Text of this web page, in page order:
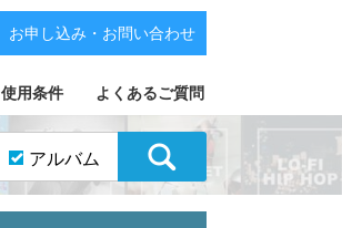
使用条件 よくあるご質問
お申し込み・お問い合わせ
アルバム